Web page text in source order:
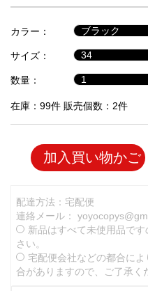
セ
ル
品
カラー：
サイズ：
数量：
在庫：99件 販売個数：2件
加入買い物かご
配達方法：宅配便
連絡メール：
新品はすべて未使用品で
さい。
宅配便会社などの都合に
合がありますので、ご了承く